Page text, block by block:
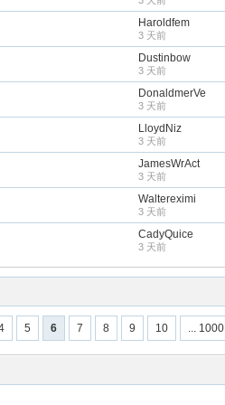
Haroldfem
3 天前
Dustinbow
3 天前
DonaldmerVe
3 天前
LloydNiz
3 天前
JamesWrAct
3 天前
Waltereximi
3 天前
CadyQuice
3 天前
5 6 7 8 9 10 ... 1000